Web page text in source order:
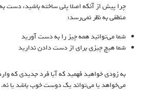
چرا پیش از آنکه اصلا پلی ساخته باشید، دست
منطقی به نظر نمی‌رسد:
شما می‌توانید همه چیز را به دست آورید
شما هیچ چیزی برای از دست دادن ندارید
به زودی خواهید فهمید که آیا فرد جدیدی که
می‌خواهد یا می‌تواند یک دوست خوب باشد یا نه.